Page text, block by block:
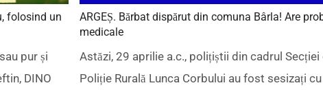
folosind un
pur și
DINO
ARGEȘ. Bărbat dispărut din comuna Bârla! Are
medicale
Astăzi, 29 aprilie a.c., polițiștii din cadrul Secției
Poliție Rurală Lunca Corbului au fost sesizați cu